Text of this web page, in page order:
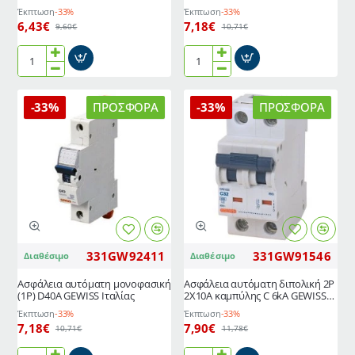
Έκπτωση-33%
6,43€ 9,60€
Ασφάλεια
μονοφασική
(1P)
Έκπτωση-33%
7,18€ 10,71€
Ασφάλεια
μονοφασική
(1P)
GEWISS
Ιταλίας
ΠΡΟΣΦΟΡΆ
-33%
Διαθέσιμο 331GW92411
Ασφάλεια αυτόματη μονοφασική
(1P) D40A GEWISS Ιταλίας
Έκπτωση-33%
7,18€ 10,71€
ΠΡΟΣΦΟΡΆ
-33%
Διαθέσιμο 331GW91546
Ασφάλεια αυτόματη διπολική 2P
2Χ10A καμπύλης C 6kA GEWISS
Ιταλίας
Έκπτωση-33%
7,90€ 11,78€